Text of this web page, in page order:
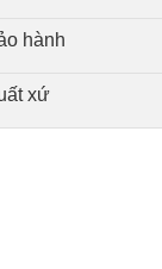
hành
xứ